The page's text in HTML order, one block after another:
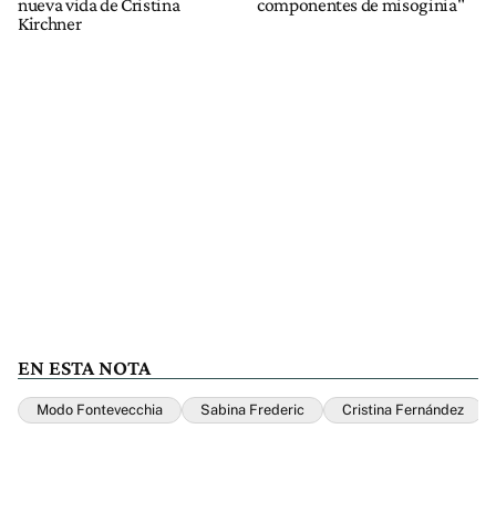
nueva vida de Cristina
Kirchner
componentes de misoginia"
EN ESTA NOTA
Modo Fontevecchia Sabina Frederic Cristina Fernández